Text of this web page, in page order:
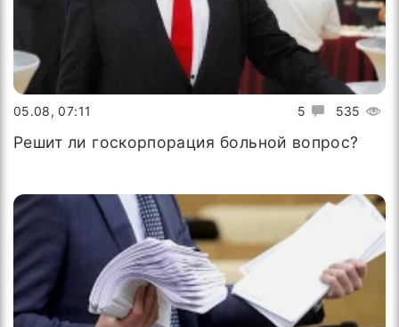
5 535
05.08, 07:11
Решит ли госкорпорация больной вопрос?